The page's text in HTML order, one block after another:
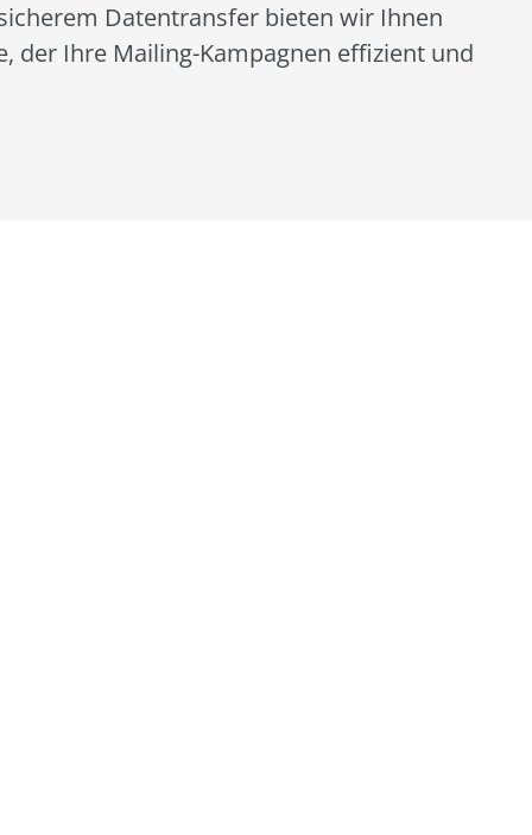
Datentransfer bieten wir Ihnen
der Ihre Mailing-Kampagnen effizient und